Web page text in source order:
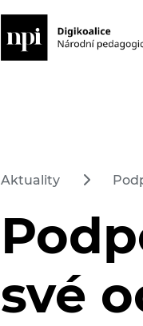
Aktuality
své